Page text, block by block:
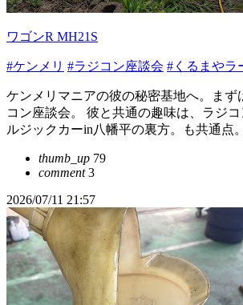
ワゴンR MH21S
#ケンメリ #ラジコン座談会 #くるまやラ
ケンメリマニアの彼の秘密基地へ。まず
コン座談会。 彼と共通の趣味は、ラジ
ルジックカーin八幡平の裏方。も共通点
thumb_up 79
comment3
2026/07/11 21:57